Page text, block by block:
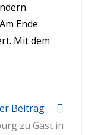
Ende
Mit dem
Beitrag
zu Gast in